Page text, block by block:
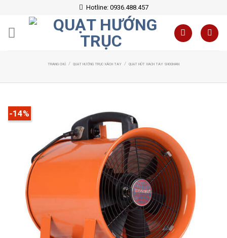
content
Hotline: 0936.488.457
TRANG CHỦ / QUẠT HƯỚNG TRỤC XÁCH TAY / QUẠT HÚT XACH TAY SHOOHAN
-14%